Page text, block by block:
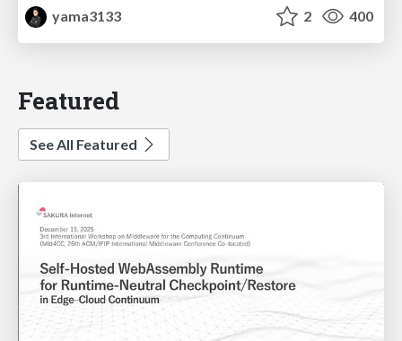
yama3133
2 400
Featured
See All Featured